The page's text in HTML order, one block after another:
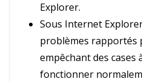
Explorer.
Sous Internet
problèmes rapportés
empêchant des cases
fonctionner